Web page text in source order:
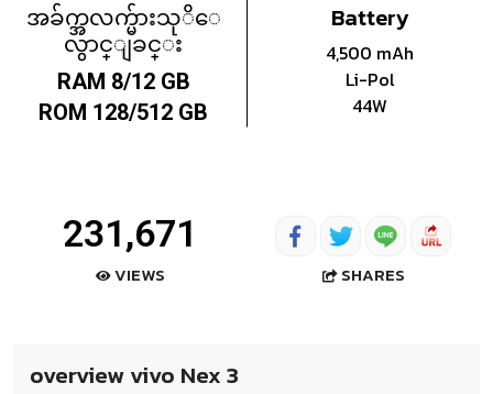
အခ်က္အလက္မ်ားသုိေ
လွာင္ျခင္း
RAM 8/12 GB
ROM 128/512 GB
Battery
4,500 mAh
Li-Pol
44W
231,671
VIEWS SHARES
overview vivo Nex 3